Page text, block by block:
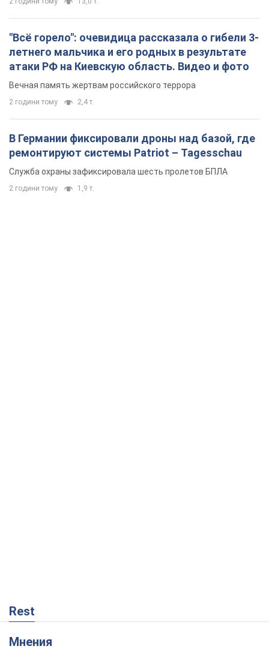
"Всё горело": очевидица рассказала о гибели 3-
летнего мальчика и его родных в результате
атаки РФ на Киевскую область. Видео и фото
Вечная память жертвам российского террора
2 години тому 2,4 т.
В Германии фиксировали дроны над базой, где
ремонтируют системы Patriot – Tagesschau
Служба охраны зафиксировала шесть пролетов БПЛА
2 години тому 1,9 т.
Rest
Мнения